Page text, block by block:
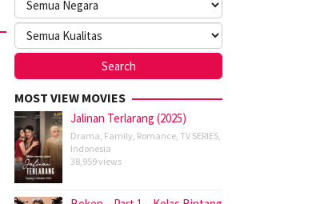
MOST VIEW MOVIES
Jalinan Terlarang (2025)
Drama, Family, Romance, TV SERIES,
Indonesia
38,959 views